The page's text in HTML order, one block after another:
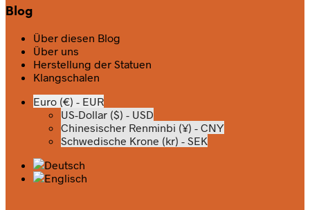
Blog
Über diesen Blog
Über uns
Herstellung der Statuen
Klangschalen
Euro (€) - EUR
US-Dollar ($) - USD
Chinesischer Renminbi (¥) - CNY
Schwedische Krone (kr) - SEK